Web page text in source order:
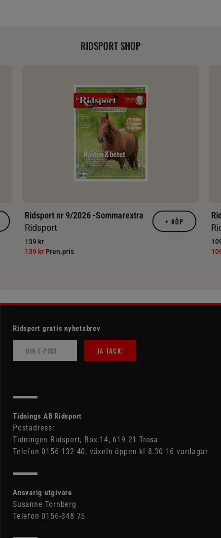
RIDSPORT SHOP
Ridsport nr 9/2026 -Sommarextra
Ridsport
139 kr
139 kr Pren.pris
+ KÖP
Ridsport gratis nyhetsbrev
JA TACK!
Tidnings AB Ridsport
Postadress:
Tidningen Ridsport, Box 14, 619 21 Trosa
Telefon 0156-132 40, växeln öppen kl 8.30-16 vardagar
Ansvarig utgivare
Susanne Tornberg
Telefon 0156-348 75